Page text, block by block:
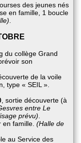
des jeunes nés
en famille, 1 boucle
du collège Grand
son
de la voile
type « SEIL ».
, sortie découverte (à
entre Le
prévu)
en famille.(Halle de
au Service des